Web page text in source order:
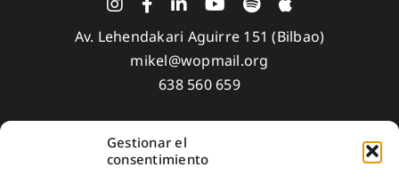
Gestionar el
consentimiento
Av. Lehendakari Aguirre 151 (Bilbao)
mikel@wopmail.org
638 560 659
Aviso Legal